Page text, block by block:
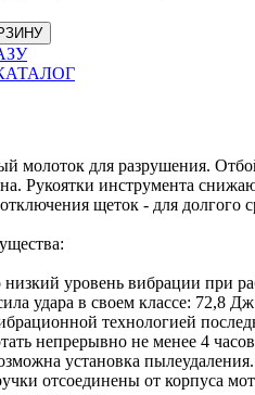
молоток для разрушения.
Рукоятки инструмента
щеток - для долгого
низкий уровень вибрации при
удара в своем классе: 72,8
технологией
непрерывно не менее 4
установка
отсоединены от корпуса